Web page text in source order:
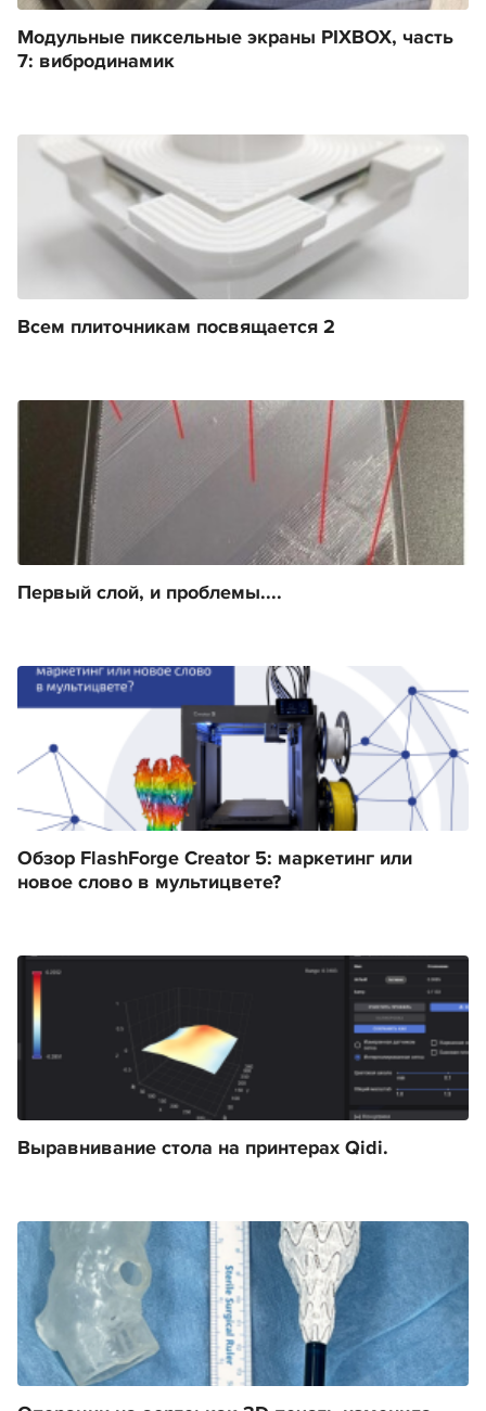
Модульные пиксельные экраны PIXBOX, часть
7: вибродинамик
Всем плиточникам посвящается 2
Первый слой, и проблемы....
Обзор FlashForge Creator 5: маркетинг или
новое слово в мультицвете?
Выравнивание стола на принтерах Qidi.